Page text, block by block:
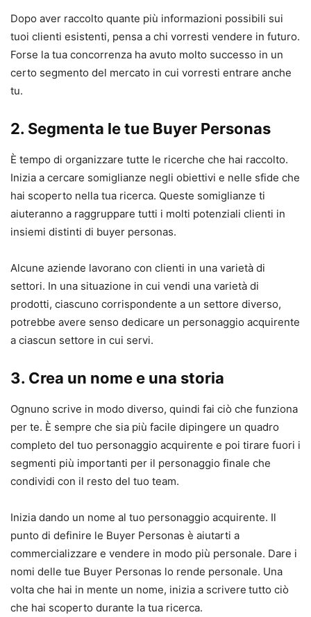
Dopo aver raccolto quante più informazioni possibili sui
tuoi clienti esistenti, pensa a chi vorresti vendere in futuro.
Forse la tua concorrenza ha avuto molto successo in un
certo segmento del mercato in cui vorresti entrare anche
tu.
2. Segmenta le tue Buyer Personas
È tempo di organizzare tutte le ricerche che hai raccolto.
Inizia a cercare somiglianze negli obiettivi e nelle sfide che
hai scoperto nella tua ricerca. Queste somiglianze ti
aiuteranno a raggruppare tutti i molti potenziali clienti in
insiemi distinti di buyer personas.
Alcune aziende lavorano con clienti in una varietà di
settori. In una situazione in cui vendi una varietà di
prodotti, ciascuno corrispondente a un settore diverso,
potrebbe avere senso dedicare un personaggio acquirente
a ciascun settore in cui servi.
3. Crea un nome e una storia
Ognuno scrive in modo diverso, quindi fai ciò che funziona
per te. È sempre che sia più facile dipingere un quadro
completo del tuo personaggio acquirente e poi tirare fuori i
segmenti più importanti per il personaggio finale che
condividi con il resto del tuo team.
Inizia dando un nome al tuo personaggio acquirente. Il
punto di definire le Buyer Personas è aiutarti a
commercializzare e vendere in modo più personale. Dare i
nomi delle tue Buyer Personas lo rende personale. Una
volta che hai in mente un nome, inizia a scrivere tutto ciò
che hai scoperto durante la tua ricerca.